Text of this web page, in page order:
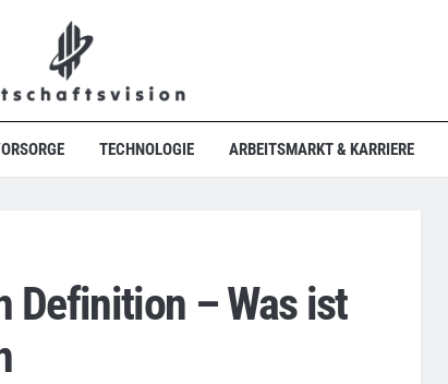
TECHNOLOGIE ARBEITSMARKT & KARRIERE
Definition – Was ist